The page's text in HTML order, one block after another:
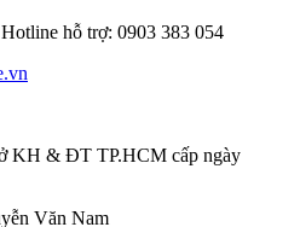
hỗ trợ: 0903 383 054
KH & ĐT TP.HCM cấp ngày
Văn Nam